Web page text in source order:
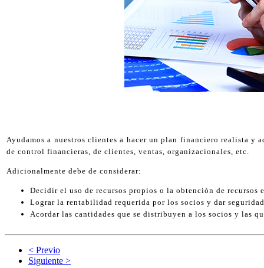
Ayudamos a nuestros clientes a hacer un plan financiero realista y
de control financieras, de clientes, ventas, organizacionales, etc.
Adicionalmente debe de considerar:
Decidir el uso de recursos propios o la obtención de recursos
Lograr la rentabilidad requerida por los socios y dar
Acordar las cantidades que se distribuyen a los socios y las
< Previo
Siguiente >